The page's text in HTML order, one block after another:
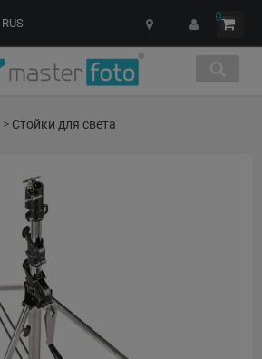
RUS 0
> Стойки для света